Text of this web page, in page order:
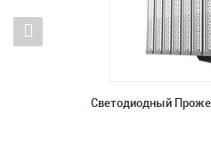
Светодиодный